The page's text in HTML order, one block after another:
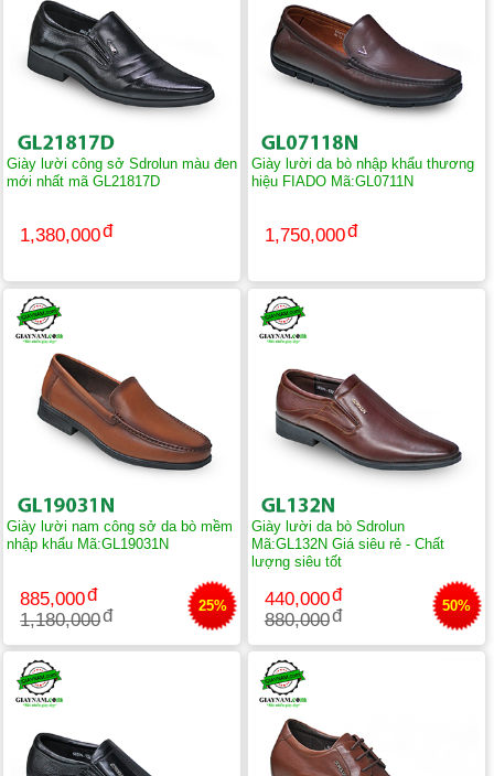
Giày lười công sở Sdrolun màu đen
mới nhất mã GL21817D
1,380,000
Giày lười da bò nhập khẩu thương
hiệu FIADO Mã:GL0711N
1,750,000
Giày lười nam công sở da bò mềm
nhập khẩu Mã:GL19031N
885,000
1,180,000
25%
Giày lười da bò Sdrolun
Mã:GL132N Giá siêu rẻ - Chất
lượng siêu tốt
440,000
880,000
50%